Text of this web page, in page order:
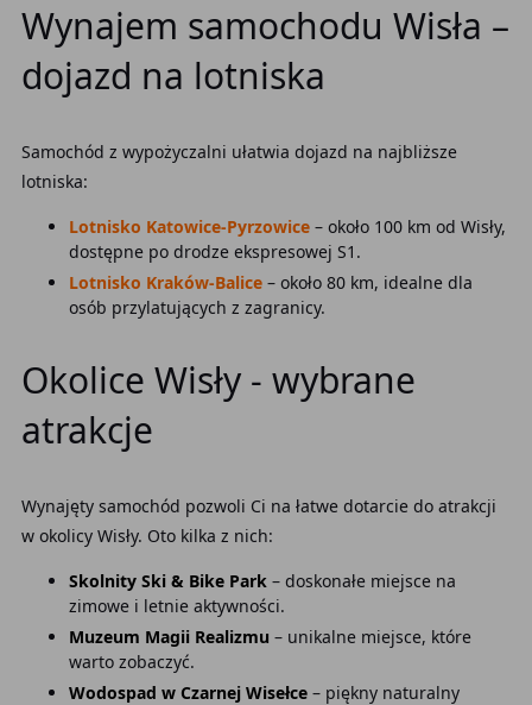
Wynajem samochodu Wisła –
dojazd na lotniska
Samochód z wypożyczalni ułatwia dojazd na najbliższe
lotniska:
Lotnisko Katowice-Pyrzowice– około 100 km od Wisły,
dostępne po drodze ekspresowej S1.
Lotnisko Kraków-Balice– około 80 km, idealne dla
osób przylatujących z zagranicy.
Okolice Wisły - wybrane
atrakcje
Wynajęty samochód pozwoli Ci na łatwe dotarcie do atrakcji
w okolicy Wisły. Oto kilka z nich:
Skolnity Ski & Bike Park– doskonałe miejsce na
zimowe i letnie aktywności.
Muzeum Magii Realizmu – unikalne miejsce, które
warto zobaczyć.
Wodospad w Czarnej Wisełce– piękny naturalny